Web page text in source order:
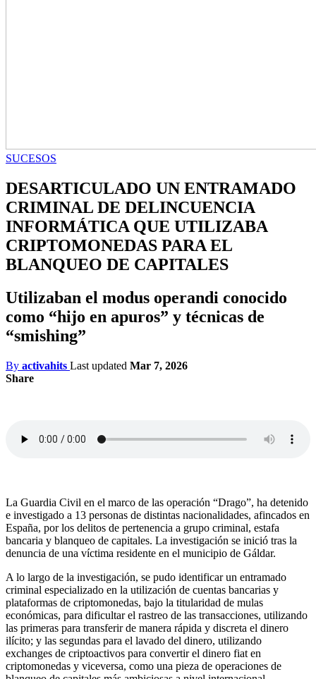
SUCESOS
DESARTICULADO UN ENTRAMADO
CRIMINAL DE DELINCUENCIA
INFORMÁTICA QUE UTILIZABA
CRIPTOMONEDAS PARA EL
BLANQUEO DE CAPITALES
Utilizaban el modus operandi conocido
como “hijo en apuros” y técnicas de
“smishing”
By activahits Last updated Mar 7, 2026
Share
La Guardia Civil en el marco de las operación “Drago”, ha detenido
e investigado a 13 personas de distintas nacionalidades, afincados en
España, por los delitos de pertenencia a grupo criminal, estafa
bancaria y blanqueo de capitales. La investigación se inició tras la
denuncia de una víctima residente en el municipio de Gáldar.
A lo largo de la investigación, se pudo identificar un entramado
criminal especializado en la utilización de cuentas bancarias y
plataformas de criptomonedas, bajo la titularidad de mulas
económicas, para dificultar el rastreo de las transacciones, utilizando
las primeras para transferir de manera rápida y discreta el dinero
ilícito; y las segundas para el lavado del dinero, utilizando
exchanges de criptoactivos para convertir el dinero fiat en
criptomonedas y viceversa, como una pieza de operaciones de